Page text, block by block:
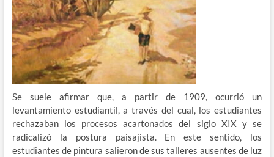
Se suele afirmar que, a partir de 1909, ocurrió un
levantamiento estudiantil, a través del cual, los estudiantes
rechazaban los procesos acartonados del siglo XIX y se
radicalizó la postura paisajista. En este sentido, los
estudiantes de pintura salieron de sus talleres ausentes de luz